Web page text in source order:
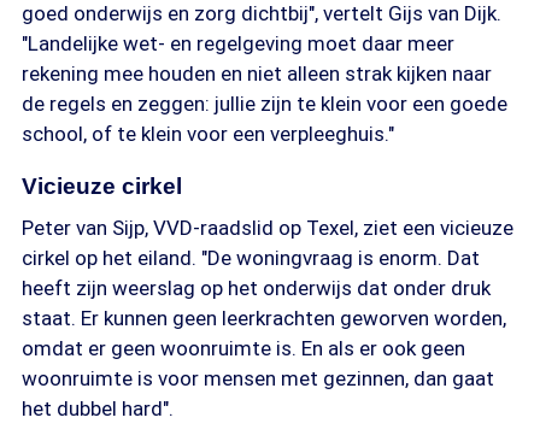
goed onderwijs en zorg dichtbij", vertelt Gijs van Dijk.
"Landelijke wet- en regelgeving moet daar meer
rekening mee houden en niet alleen strak kijken naar
de regels en zeggen: jullie zijn te klein voor een goede
school, of te klein voor een verpleeghuis."
Vicieuze cirkel
Peter van Sijp, VVD-raadslid op Texel, ziet een vicieuze
cirkel op het eiland. "De woningvraag is enorm. Dat
heeft zijn weerslag op het onderwijs dat onder druk
staat. Er kunnen geen leerkrachten geworven worden,
omdat er geen woonruimte is. En als er ook geen
woonruimte is voor mensen met gezinnen, dan gaat
het dubbel hard".